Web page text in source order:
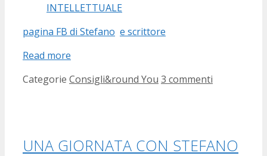
pagina FB di Stefano e scrittore
Read more
Categorie Consigli&round You 3 commenti
UNA GIORNATA CON STEFANO